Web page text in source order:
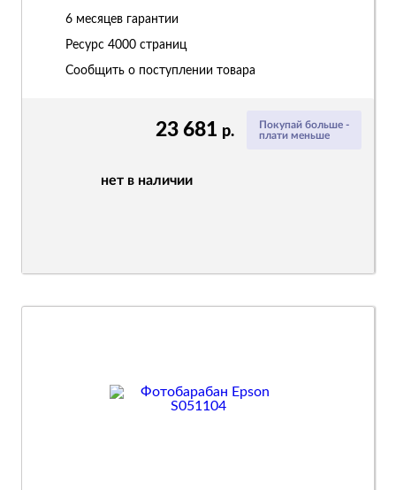
Покупай больше -
плати меньше
23 681 р.
нет в наличии
6 месяцев гарантии
Ресурс 4000 страниц
Сообщить о поступлении товара